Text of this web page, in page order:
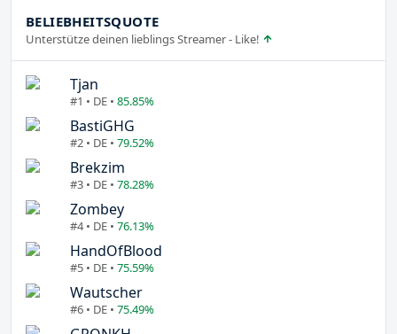
BELIEBHEITSQUOTE
Unterstütze deinen lieblings Streamer - Like!
Tjan
#1 • DE • 85.85%
BastiGHG
#2 • DE • 79.52%
Brekzim
#3 • DE • 78.28%
Zombey
#4 • DE • 76.13%
HandOfBlood
#5 • DE • 75.59%
Wautscher
#6 • DE • 75.49%